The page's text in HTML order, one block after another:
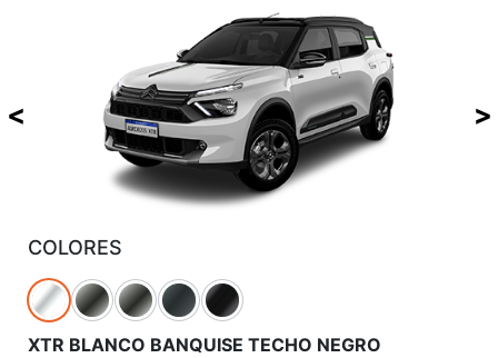
COLORES
XTR BLANCO BANQUISE TECHO NEGRO